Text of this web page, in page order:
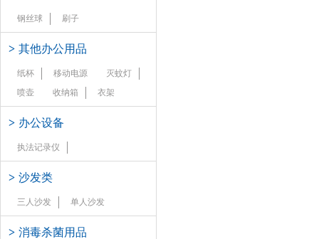
钢丝球 刷子
> 其他办公用品
纸杯 移动电源
灭蚊灯
喷壶
收纳箱 衣架
> 办公设备
执法记录仪
> 沙发类
三人沙发 单人沙发
> 消毒杀菌用品